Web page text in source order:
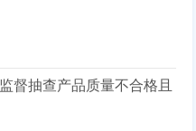
督抽查产品质量不合格且